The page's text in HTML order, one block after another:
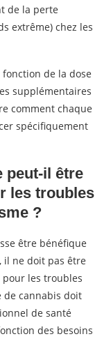
de la perte
extrême) chez les
de la dose
supplémentaires
comment chaque
spécifiquement
peut-il être
les troubles
?
être bénéfique
il ne doit pas être
les troubles
de cannabis doit
de santé
des besoins